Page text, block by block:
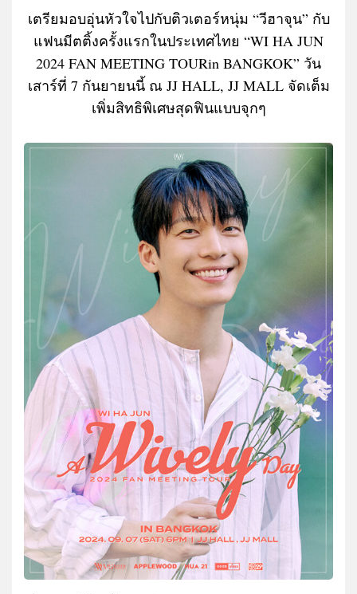
เตรียมอบอุ่นหัวใจไปกับติวเตอร์หนุ่ม “วีฮาจุน” กับ
แฟนมีตติ้งครั้งแรกในประเทศไทย “WI HA JUN
2024 FAN MEETING TOURin BANGKOK” วัน
เสาร์ที่ 7 กันยายนนี้ ณ JJ HALL, JJ MALL จัดเต็ม
เพิ่มสิทธิพิเศษสุดฟินแบบจุกๆ